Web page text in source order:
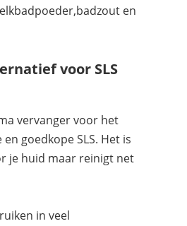
en
voor SLS
vervanger voor het
goedkope SLS. Het is
je huid maar reinigt net
in veel